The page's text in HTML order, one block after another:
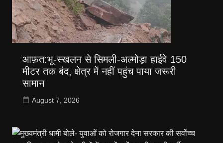
आफ़त:भू-स्खलन से सिमली-अल्मोड़ा हाईवे 150
मीटर तक बंद, क्षेत्र में नहीं पहुंच पाया जरूरी
सामान
August 7, 2026